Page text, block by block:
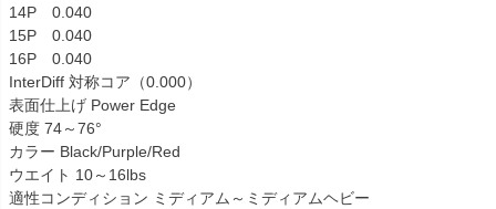
14P 0.040
15P 0.040
16P 0.040
InterDiff 対称コア（0.000）
表面仕上げ Power Edge
硬度 74～76°
カラー Black/Purple/Red
ウエイト 10～16lbs
適性コンディション ミディアム～ミディアムヘビー